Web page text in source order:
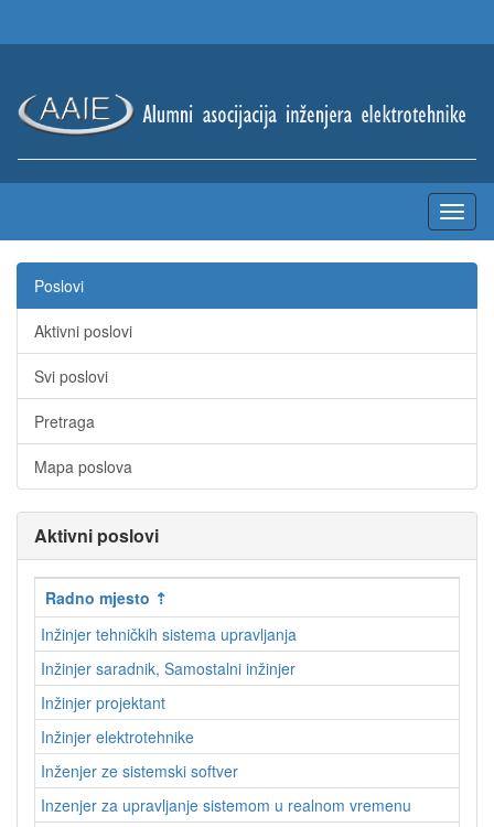
Poslovi
Aktivni poslovi
Svi poslovi
Pretraga
Mapa poslova
Aktivni poslovi
Radno mjesto
Inžinjer tehničkih sistema upravljanja
Inžinjer saradnik, Samostalni inžinjer
Inžinjer projektant
Inžinjer elektrotehnike
Inženjer ze sistemski softver
Inzenjer za upravljanje sistemom u realnom vremenu